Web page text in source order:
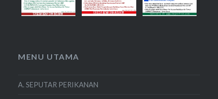
MENU UTAMA
A. SEPUTAR PERIKANAN